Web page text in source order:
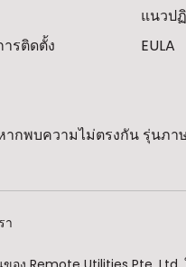
รติดตั้ง
แนวป
EULA
ากพบความไม่ตรงกัน รุ่นภ
า